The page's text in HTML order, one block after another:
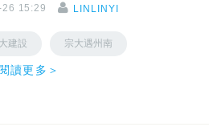
15:29 LINLINYI
建設 宗大遇州南
閱讀更多＞